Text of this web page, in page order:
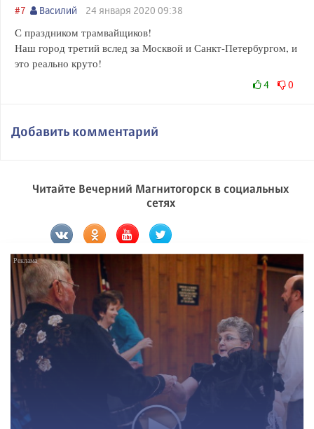
#7 Василий 24 января 2020 09:38
С праздником трамвайщиков!
Наш город третий вслед за Москвой и Санкт-Петербургом, и
это реально круто!
4 0
Добавить комментарий
Читайте Вечерний Магнитогорск в социальных
сетях